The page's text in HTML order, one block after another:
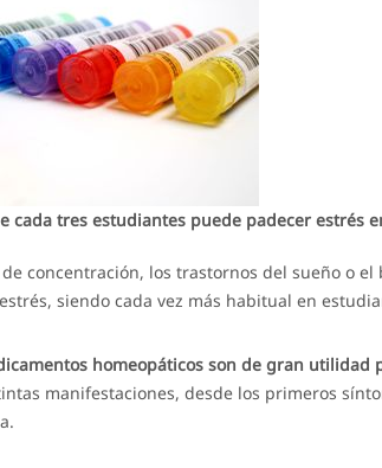
cada tres estudiantes puede padecer estrés
concentración, los trastornos del sueño o
siendo cada vez más habitual en
homeopáticos son de gran utilidad
manifestaciones, desde los primeros